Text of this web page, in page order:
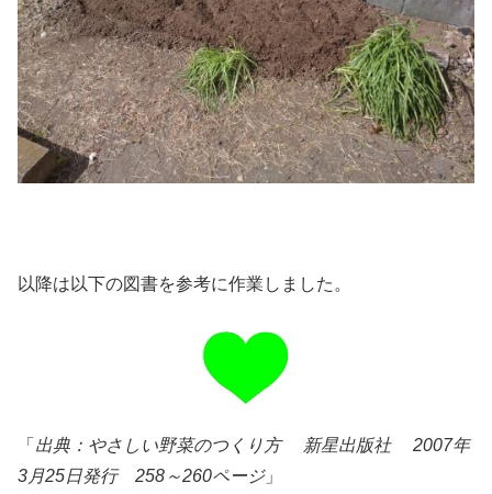
以降は以下の図書を参考に作業しました。
出典：やさしい野菜のつくり方 新星出版社 2007年
3月25日発行 258～260ページ